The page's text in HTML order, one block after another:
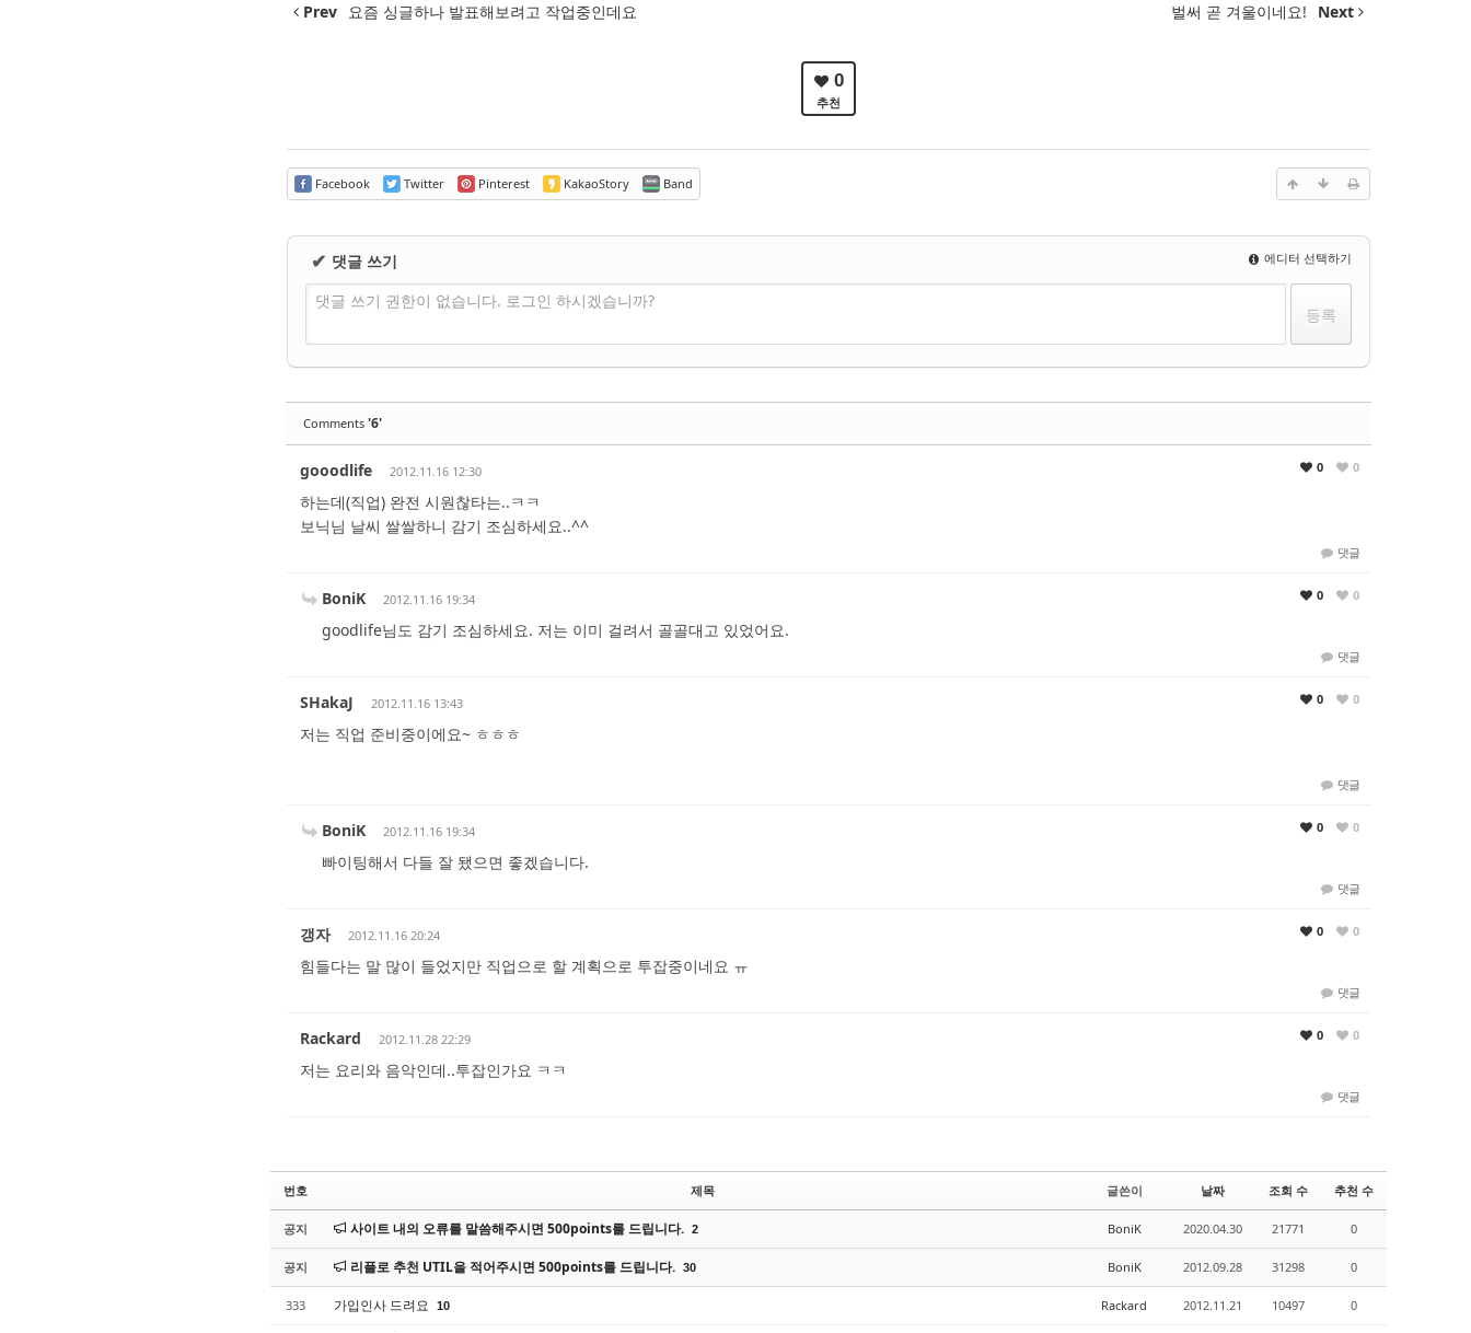
Prev 요즘 싱글하나 발표해보려고 작업중인데요 벌써 곧 겨울이네요! Next
0
추천
Facebook Twitter Pinterest KakaoStory Band
✔ 댓글 쓰기 에디터 선택하기
댓글 쓰기 권한이 없습니다. 로그인 하시겠습니까?
Comments '6'
gooodlife 2012.11.16 12:30
하는데(직업) 완전 시원찮타는..ㅋㅋ
보닉님 날씨 쌀쌀하니 감기 조심하세요..^^
댓글
0 0
BoniK 2012.11.16 19:34
goodlife님도 감기 조심하세요. 저는 이미 걸려서 골골대고 있었어요.
댓글
0 0
SHakaJ 2012.11.16 13:43
저는 직업 준비중이에요~ ㅎㅎㅎ
댓글
0 0
BoniK 2012.11.16 19:34
빠이팅해서 다들 잘 됐으면 좋겠습니다.
댓글
0 0
갱자 2012.11.16 20:24
힘들다는 말 많이 들었지만 직업으로 할 계획으로 투잡중이네요 ㅠ
댓글
0 0
Rackard 2012.11.28 22:29
저는 요리와 음악인데..투잡인가요 ㅋㅋ
댓글
0 0
번호 제목 글쓴이 날짜 조회 수 추천 수
공지 사이트 내의 오류를 말씀해주시면 500points를 드립니다. 2 BoniK 2020.04.30 21771 0
공지 리플로 추천 UTIL을 적어주시면 500points를 드립니다. 30 BoniK 2012.09.28 31298 0
333 가입인사 드려요 10 Rackard 2012.11.21 10497 0